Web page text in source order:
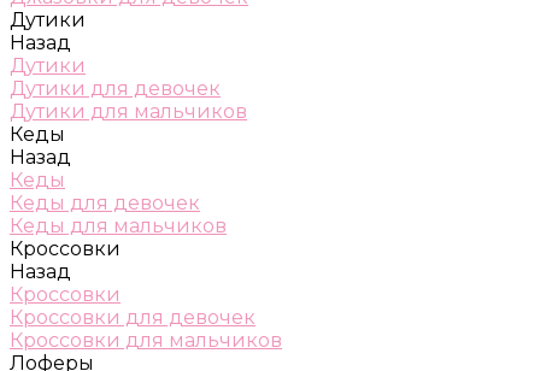
Дутики
Назад
Дутики
Дутики для девочек
Дутики для мальчиков
Кеды
Назад
Кеды
Кеды для девочек
Кеды для мальчиков
Кроссовки
Назад
Кроссовки
Кроссовки для девочек
Кроссовки для мальчиков
Лоферы